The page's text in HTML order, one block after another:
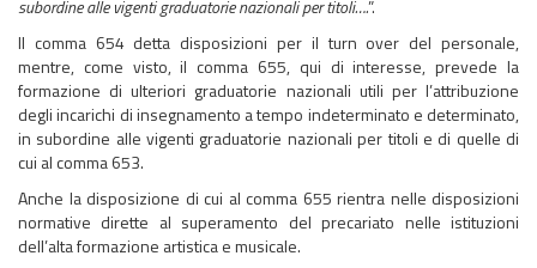
subordine alle vigenti graduatorie nazionali per titoli….”.
Il comma 654 detta disposizioni per il turn over del personale,
mentre, come visto, il comma 655, qui di interesse, prevede la
formazione di ulteriori graduatorie nazionali utili per l’attribuzione
degli incarichi di insegnamento a tempo indeterminato e determinato,
in subordine alle vigenti graduatorie nazionali per titoli e di quelle di
cui al comma 653.
Anche la disposizione di cui al comma 655 rientra nelle disposizioni
normative dirette al superamento del precariato nelle istituzioni
dell’alta formazione artistica e musicale.